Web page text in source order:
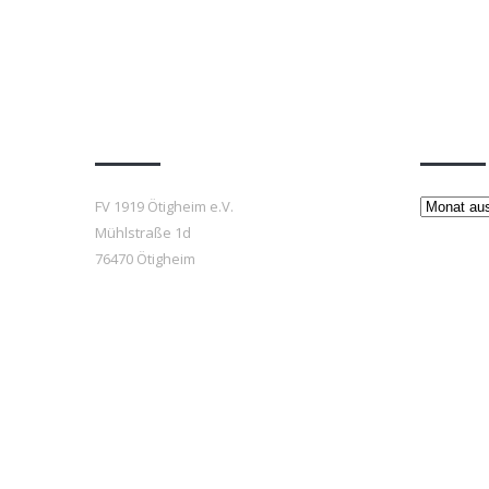
FV 1919 Ötigheim e.V.
Mühlstraße 1d
76470 Ötigheim
Beiträge